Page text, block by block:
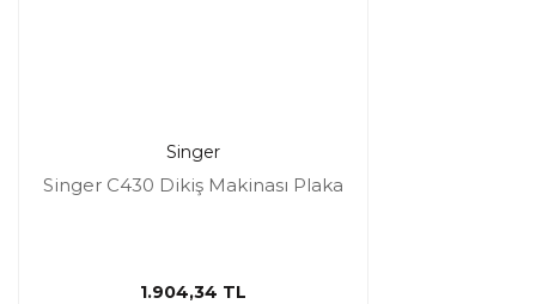
Singer
Singer C430 Dikiş Makinası Plaka
1.904,34 TL